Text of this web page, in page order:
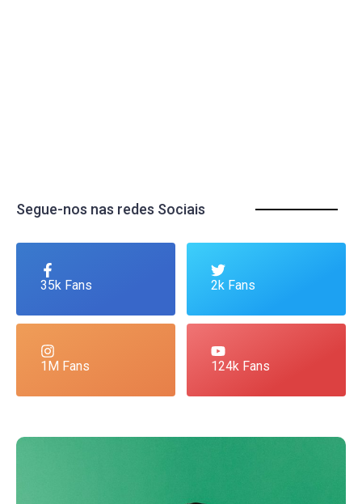
Segue-nos nas redes Sociais
35k Fans 2k Fans
1M Fans 124k Fans